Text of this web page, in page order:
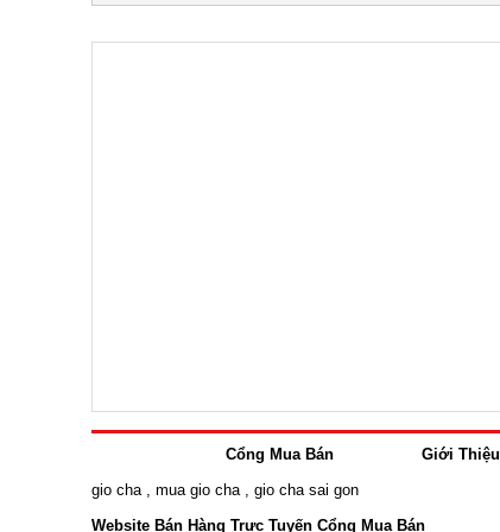
Cổng Mua Bán Giới Thiệu
gio cha
mua gio cha
gio cha sai gon
Website Bán Hàng Trực Tuyến Cổng Mua Bán